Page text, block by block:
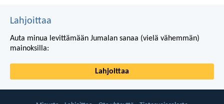
Lahjoittaa
Auta minua levittämään Jumalan sanaa (vielä vähemmän)
mainoksilla:
Lahjoittaa